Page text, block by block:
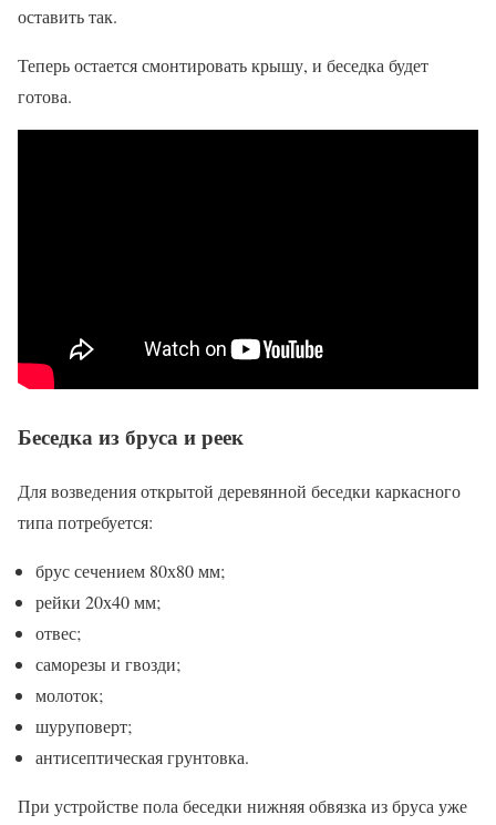
оставить так.
Теперь остается смонтировать крышу, и беседка будет
готова.
Беседка из бруса и реек
Для возведения открытой деревянной беседки каркасного
типа потребуется:
брус сечением 80х80 мм;
рейки 20х40 мм;
отвес;
саморезы и гвозди;
молоток;
шуруповерт;
антисептическая грунтовка.
При устройстве пола беседки нижняя обвязка из бруса уже